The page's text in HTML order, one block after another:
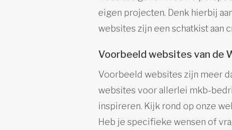
eigen projecten. Denk hierbij
websites zijn een schatkist aan
Voorbeeld websites van de
Voorbeeld websites zijn meer
websites voor allerlei mkb-
inspireren. Kijk rond op onze
Heb je specifieke wensen of